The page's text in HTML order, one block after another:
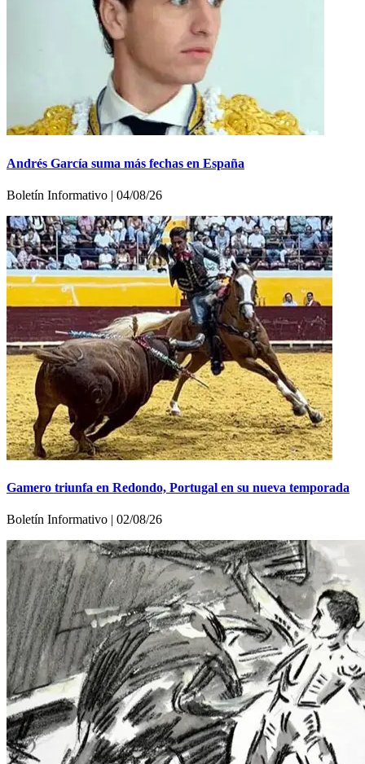
Andrés García suma más fechas en España
Boletín Informativo | 04/08/26
Gamero triunfa en Redondo, Portugal en su nueva temporada
Boletín Informativo | 02/08/26